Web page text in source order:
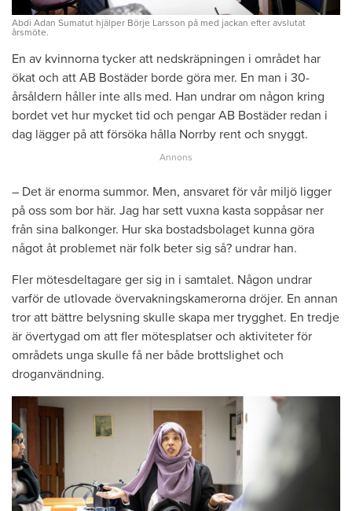
Abdi Adan Sumatut hjälper Börje Larsson på med jackan efter avslutat
årsmöte.
En av kvinnorna tycker att nedskräpningen i området har
ökat och att AB Bostäder borde göra mer. En man i 30-
årsåldern håller inte alls med. Han undrar om någon kring
bordet vet hur mycket tid och pengar AB Bostäder redan i
dag lägger på att försöka hålla Norrby rent och snyggt.
– Det är enorma summor. Men, ansvaret för vår miljö ligger
på oss som bor här. Jag har sett vuxna kasta soppåsar ner
från sina balkonger. Hur ska bostadsbolaget kunna göra
något åt problemet när folk beter sig så? undrar han.
Fler mötesdeltagare ger sig in i samtalet. Någon undrar
varför de utlovade övervakningskamerorna dröjer. En annan
tror att bättre belysning skulle skapa mer trygghet. En tredje
är övertygad om att fler mötesplatser och aktiviteter för
områdets unga skulle få ner både brottslighet och
droganvändning.